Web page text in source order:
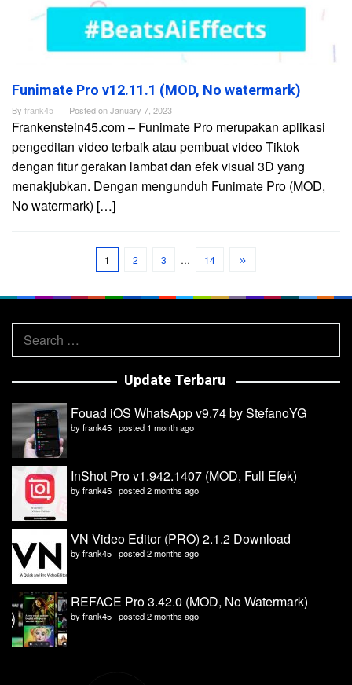
Funimate Pro v12.11.1 (MOD, No watermark)
By frank45 Posted onJanuary 7, 2023
Frankenstein45.com – Funimate Pro merupakan aplikasi
pengeditan video terbaik atau pembuat video Tiktok
dengan fitur gerakan lambat dan efek visual 3D yang
menakjubkan. Dengan mengunduh Funimate Pro (MOD,
No watermark) […]
1 2 3 … 14
Search
for:
Update Terbaru
Fouad iOS WhatsApp v9.74 by StefanoYG
byfrank45 | posted 1 month ago
InShot Pro v1.942.1407 (MOD, Full Efek)
byfrank45 | posted 2 months ago
VN Video Editor (PRO) 2.1.2 Download
byfrank45 | posted 2 months ago
REFACE Pro 3.42.0 (MOD, No Watermark)
byfrank45 | posted 2 months ago